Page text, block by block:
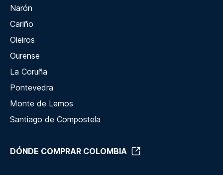
Narón
Cariño
Oleiros
Ourense
La Coruña
Pontevedra
Monte de Lemos
Santiago de Compostela
DÓNDE COMPRAR COLOMBIA